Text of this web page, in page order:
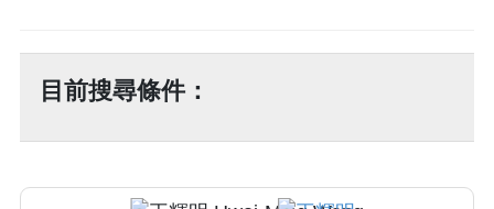
目前搜尋條件：